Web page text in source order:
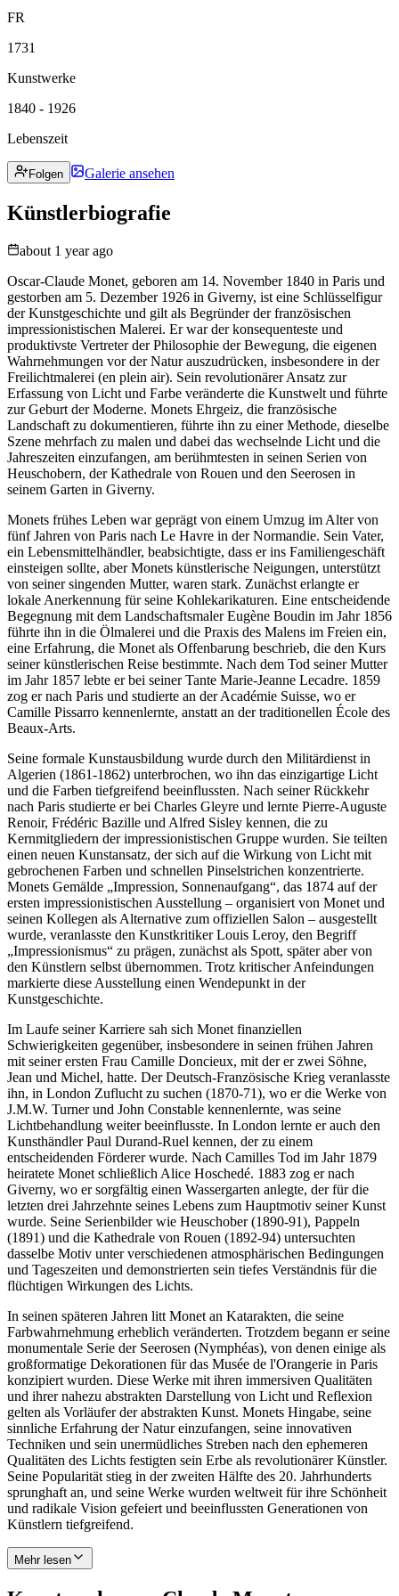
FR
1731
Kunstwerke
1840 - 1926
Lebenszeit
Folgen Galerie ansehen
Künstlerbiografie
about 1 year ago
Oscar-Claude Monet, geboren am 14. November 1840 in Paris und
gestorben am 5. Dezember 1926 in Giverny, ist eine Schlüsselfigur
der Kunstgeschichte und gilt als Begründer der französischen
impressionistischen Malerei. Er war der konsequenteste und
produktivste Vertreter der Philosophie der Bewegung, die eigenen
Wahrnehmungen vor der Natur auszudrücken, insbesondere in der
Freilichtmalerei (en plein air). Sein revolutionärer Ansatz zur
Erfassung von Licht und Farbe veränderte die Kunstwelt und führte
zur Geburt der Moderne. Monets Ehrgeiz, die französische
Landschaft zu dokumentieren, führte ihn zu einer Methode, dieselbe
Szene mehrfach zu malen und dabei das wechselnde Licht und die
Jahreszeiten einzufangen, am berühmtesten in seinen Serien von
Heuschobern, der Kathedrale von Rouen und den Seerosen in
seinem Garten in Giverny.
Monets frühes Leben war geprägt von einem Umzug im Alter von
fünf Jahren von Paris nach Le Havre in der Normandie. Sein Vater,
ein Lebensmittelhändler, beabsichtigte, dass er ins Familiengeschäft
einsteigen sollte, aber Monets künstlerische Neigungen, unterstützt
von seiner singenden Mutter, waren stark. Zunächst erlangte er
lokale Anerkennung für seine Kohlekarikaturen. Eine entscheidende
Begegnung mit dem Landschaftsmaler Eugène Boudin im Jahr 1856
führte ihn in die Ölmalerei und die Praxis des Malens im Freien ein,
eine Erfahrung, die Monet als Offenbarung beschrieb, die den Kurs
seiner künstlerischen Reise bestimmte. Nach dem Tod seiner Mutter
im Jahr 1857 lebte er bei seiner Tante Marie-Jeanne Lecadre. 1859
zog er nach Paris und studierte an der Académie Suisse, wo er
Camille Pissarro kennenlernte, anstatt an der traditionellen École des
Beaux-Arts.
Seine formale Kunstausbildung wurde durch den Militärdienst in
Algerien (1861-1862) unterbrochen, wo ihn das einzigartige Licht
und die Farben tiefgreifend beeinflussten. Nach seiner Rückkehr
nach Paris studierte er bei Charles Gleyre und lernte Pierre-Auguste
Renoir, Frédéric Bazille und Alfred Sisley kennen, die zu
Kernmitgliedern der impressionistischen Gruppe wurden. Sie teilten
einen neuen Kunstansatz, der sich auf die Wirkung von Licht mit
gebrochenen Farben und schnellen Pinselstrichen konzentrierte.
Monets Gemälde „Impression, Sonnenaufgang“, das 1874 auf der
ersten impressionistischen Ausstellung – organisiert von Monet und
seinen Kollegen als Alternative zum offiziellen Salon – ausgestellt
wurde, veranlasste den Kunstkritiker Louis Leroy, den Begriff
„Impressionismus“ zu prägen, zunächst als Spott, später aber von
den Künstlern selbst übernommen. Trotz kritischer Anfeindungen
markierte diese Ausstellung einen Wendepunkt in der
Kunstgeschichte.
Im Laufe seiner Karriere sah sich Monet finanziellen
Schwierigkeiten gegenüber, insbesondere in seinen frühen Jahren
mit seiner ersten Frau Camille Doncieux, mit der er zwei Söhne,
Jean und Michel, hatte. Der Deutsch-Französische Krieg veranlasste
ihn, in London Zuflucht zu suchen (1870-71), wo er die Werke von
J.M.W. Turner und John Constable kennenlernte, was seine
Lichtbehandlung weiter beeinflusste. In London lernte er auch den
Kunsthändler Paul Durand-Ruel kennen, der zu einem
entscheidenden Förderer wurde. Nach Camilles Tod im Jahr 1879
heiratete Monet schließlich Alice Hoschedé. 1883 zog er nach
Giverny, wo er sorgfältig einen Wassergarten anlegte, der für die
letzten drei Jahrzehnte seines Lebens zum Hauptmotiv seiner Kunst
wurde. Seine Serienbilder wie Heuschober (1890-91), Pappeln
(1891) und die Kathedrale von Rouen (1892-94) untersuchten
dasselbe Motiv unter verschiedenen atmosphärischen Bedingungen
und Tageszeiten und demonstrierten sein tiefes Verständnis für die
flüchtigen Wirkungen des Lichts.
In seinen späteren Jahren litt Monet an Katarakten, die seine
Farbwahrnehmung erheblich veränderten. Trotzdem begann er seine
monumentale Serie der Seerosen (Nymphéas), von denen einige als
großformatige Dekorationen für das Musée de l'Orangerie in Paris
konzipiert wurden. Diese Werke mit ihren immersiven Qualitäten
und ihrer nahezu abstrakten Darstellung von Licht und Reflexion
gelten als Vorläufer der abstrakten Kunst. Monets Hingabe, seine
sinnliche Erfahrung der Natur einzufangen, seine innovativen
Techniken und sein unermüdliches Streben nach den ephemeren
Qualitäten des Lichts festigten sein Erbe als revolutionärer Künstler.
Seine Popularität stieg in der zweiten Hälfte des 20. Jahrhunderts
sprunghaft an, und seine Werke wurden weltweit für ihre Schönheit
und radikale Vision gefeiert und beeinflussten Generationen von
Künstlern tiefgreifend.
Mehr lesen